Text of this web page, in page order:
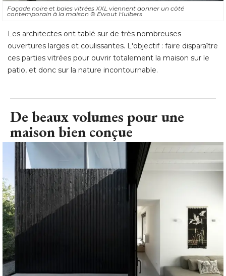
Façade noire et baies vitrées XXL viennent donner un côté
contemporain à la maison © Ewout Huibers
Les architectes ont tablé sur de très nombreuses
ouvertures larges et coulissantes. L'objectif : faire disparaître
ces parties vitrées pour ouvrir totalement la maison sur le
patio, et donc sur la nature incontournable.
De beaux volumes pour une
maison bien conçue